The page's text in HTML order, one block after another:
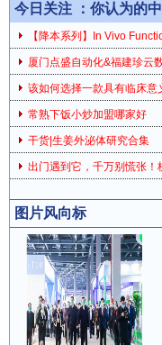
今日关注 ： 你认为的
【降本系列】In Vivo
厦门点盛自动化&福建珍云
该如何选择一款具有临床意
常熟下饭小炒加盟哪家好
干货|生姜外泌体研究合集
出门遇到它，千万别慌张！
图片风向标